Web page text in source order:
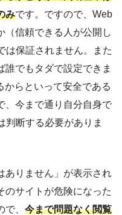
みです。ですので、Web
（信頼できる人が公開し
は保証されません。また
でもタダで設定できま
らといって安全である
、今まで通り自分自身で
判断する必要がありま
ありません」が表示され
のサイトが危険になった
、 今まで問題なく閲覧